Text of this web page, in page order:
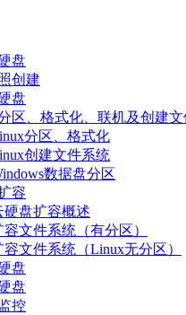
盘
创建
盘
区、格式化、联机及创建
分区、格式化
创建文件系统
数据盘分区
容
硬盘扩容概述
容文件系统（有分区）
容文件系统（Linux无分区）
盘
盘
控